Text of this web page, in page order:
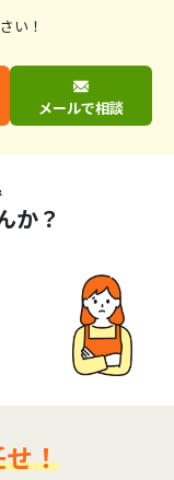
い！
メールで相談
か？
！